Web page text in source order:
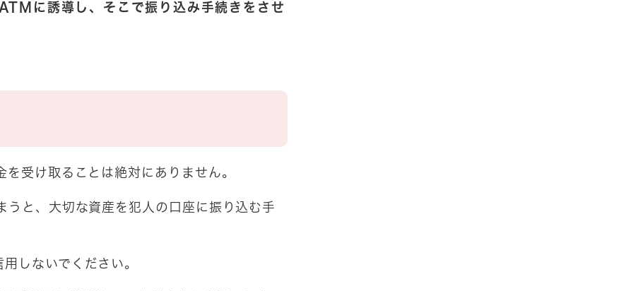
誘導し、そこで振り込み手続きをさせ
受け取ることは絶対にありません。
と、大切な資産を犯人の口座に振り込む手
しないでください。